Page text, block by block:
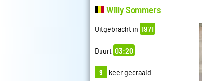
Willy Sommers
Uitgebracht in 1971
Duurt 03:20
9 keer gedraaid